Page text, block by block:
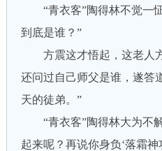
“青衣客”陶得林不觉一怔
到底是谁？”
方震这才悟起，这老人方
还问过自己师父是谁，遂答
天的徒弟。”
“青衣客”陶得林大为不
起来呢？再说你身负‘落霜